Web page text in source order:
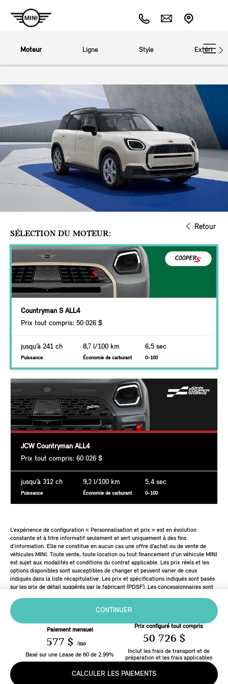
Moteur Ligne Style Extérieur
Retour
SÉLECTION DU MOTEUR:
Countryman S ALL4
Prix tout compris: 50 026 $
jusqu’à 241 ch
Puissance
8,7 l/100 km
Économie de carburant
6,5 sec
0-100
JCW Countryman ALL4
Prix tout compris: 60 026 $
jusqu’à 312 ch
Puissance
9,2 l/100 km
Économie de carburant
5,4 sec
0-100
CONTINUER
Paiement mensuel
577 $ /mo
Basé sur une Lease de 60 de 2.99%
Prix configuré tout compris
50 726 $
Inclut les frais de transport et de
préparation et les frais applicables
CALCULER LES PAIEMENTS
L’expérience de configuration « Personnalisation et prix » est en évolution
constante et à titre informatif seulement et sert uniquement à des fins
d’information. Elle ne constitue en aucun cas une offre d’achat ou de vente de
véhicules MINI. Toute vente, toute location ou tout financement d'un véhicule MINI
est sujet aux modalités et conditions du contrat applicable. Les prix réels et les
options disponibles sont susceptibles de changer et peuvent varier de ceux
indiqués dans la liste récapitulative. Les prix et spécifications indiqués sont basés
sur les prix de détail suggérés par le fabricant (PDSF). Les concessionnaires sont